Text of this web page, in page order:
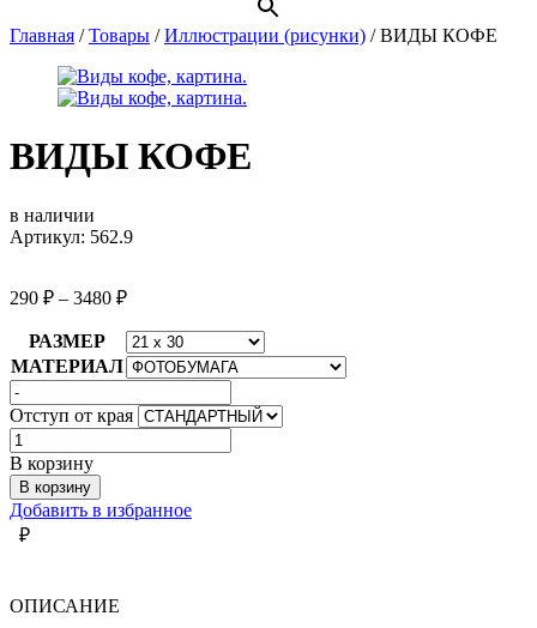
Главная /Товары /Иллюстрации (рисунки) /ВИДЫ КОФЕ
ВИДЫ КОФЕ
в наличии
Артикул: 562.9
290 ₽ – 3480 ₽
РАЗМЕР
МАТЕРИАЛ
Отступ от края
Количество
товара
ВИДЫ
КОФЕ
В корзину
В корзину
Добавить в избранное
₽
ОПИСАНИЕ